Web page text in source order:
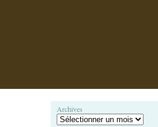
Archives